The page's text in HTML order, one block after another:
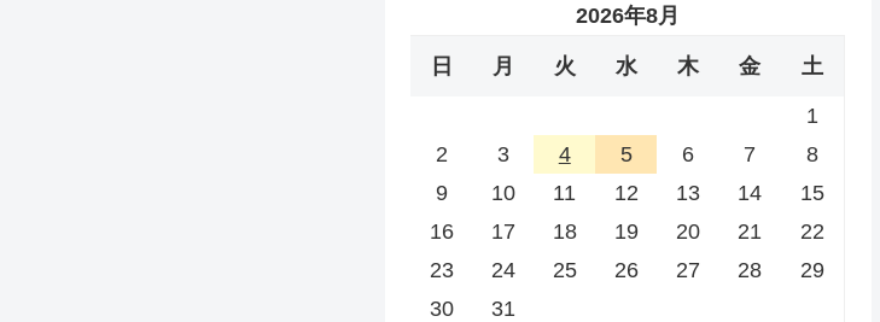
2026年8月
日 月 火 水 木 金 土
1
2
3 4 5 6 7
8
9
10 11 12 13 14
15
16
17 18 19 20 21
22
23
24 25 26 27 28
29
30
31